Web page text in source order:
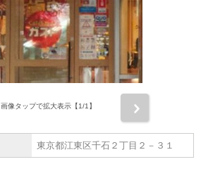
画像タップで拡大表示【1/1】
東京都江東区千石２丁目２－３１